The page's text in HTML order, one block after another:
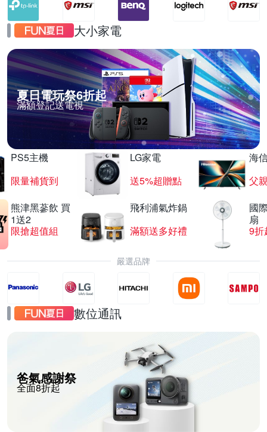
大小家電
夏日電玩祭6折起
滿額登記送電視
PS5主機
限量補貨到
LG家電
送5%超贈點
海
父
熊津黑蔘飲 買
1送2
限搶超值組
飛利浦氣炸鍋
滿額送多好禮
國
扇
9折
嚴選品牌
數位通訊
爸氣感謝祭
全面8折起